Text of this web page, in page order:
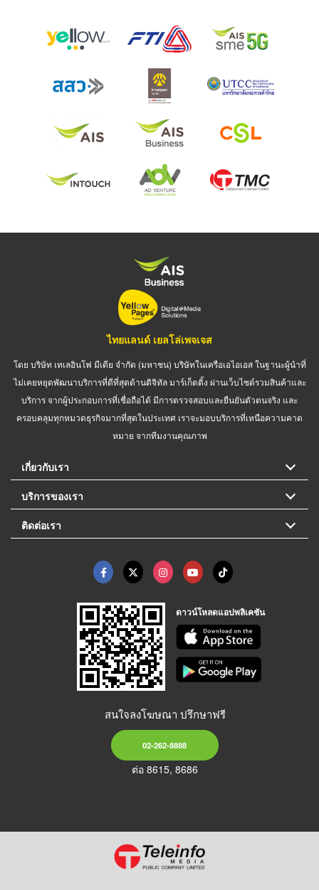
ไทยแลนด์ เยลโล่เพจเจส
โดย บริษัท เทเลอินโฟ มีเดีย จำกัด (มหาชน) บริษัทในเครือเอไอเอส ในฐานะผู้นำที่
ไม่เคยหยุดพัฒนาบริการที่ดีที่สุดด้านดิจิทัล มาร์เก็ตติ้ง ผ่านเว็บไซต์รวมสินค้าและ
บริการ จากผู้ประกอบการที่เชื่อถือได้ มีการตรวจสอบและยืนยันตัวตนจริง และ
ครอบคลุมทุกหมวดธุรกิจมากที่สุดในประเทศ เราจะมอบบริการที่เหนือความคาด
หมาย จากทีมงานคุณภาพ
เกี่ยวกับเรา
บริการของเรา
ติดต่อเรา
ดาวน์โหลดแอปพลิเคชัน
สนใจลงโฆษณา ปรึกษาฟรี
02-262-8888
ต่อ 8615, 8686